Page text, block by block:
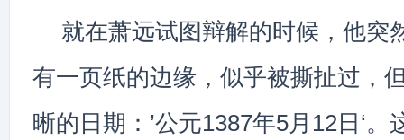
就在萧远试图辩解的时候，他突
有一页纸的边缘，似乎被撕扯过，
晰的日期：’公元1387年5月12日‘